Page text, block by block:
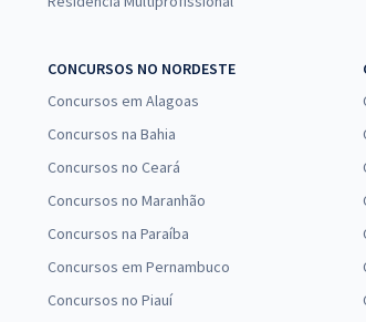
CONCURSOS NO NORDESTE
Concursos em Alagoas
Concursos na Bahia
Concursos no Ceará
Concursos no Maranhão
Concursos na Paraíba
Concursos em Pernambuco
Concursos no Piauí